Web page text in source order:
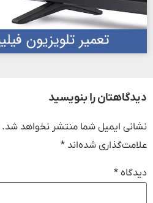
دیدگاهتان را بنویسید
نشانی ایمیل شما منتشر نخواهد شد.
علامت‌گذاری شده‌اند *
دیدگاه *